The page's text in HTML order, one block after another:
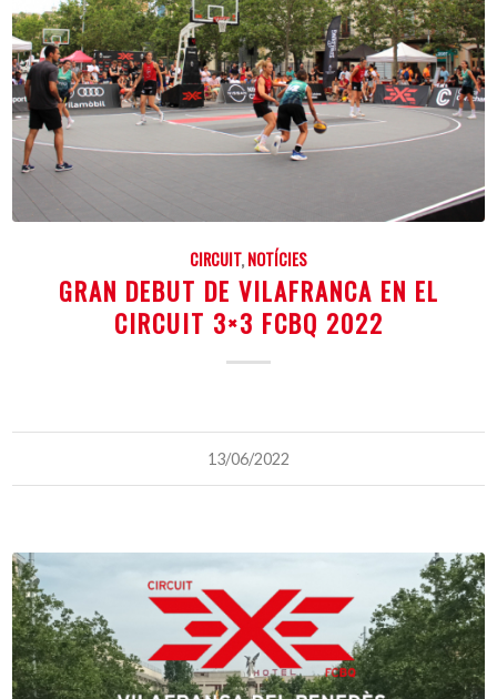
CIRCUIT,NOTÍCIES
GRAN DEBUT DE VILAFRANCA EN EL
CIRCUIT 3×3 FCBQ 2022
13/06/2022